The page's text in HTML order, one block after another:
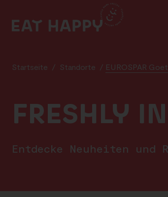
MAIN
Startseite / Standorte / EUROSPAR
FRESHLY
Entdecke Neuheiten und